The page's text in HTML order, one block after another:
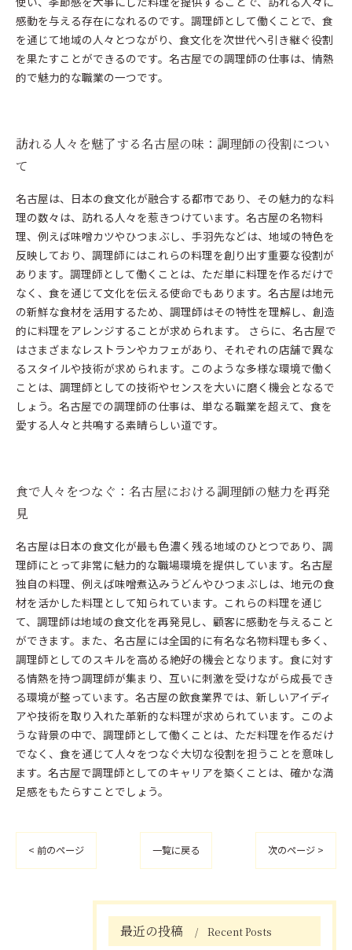
感動を与える存在になれるのです。調理師として働くことで、食
を通じて地域の人々とつながり、食文化を次世代へ引き継ぐ役割
を果たすことができるのです。名古屋での調理師の仕事は、情熱
的で魅力的な職業の一つです。
訪れる人々を魅了する名古屋の味：調理師の役割につい
て
名古屋は、日本の食文化が融合する都市であり、その魅力的な料
理の数々は、訪れる人々を惹きつけています。名古屋の名物料
理、例えば味噌カツやひつまぶし、手羽先などは、地域の特色を
反映しており、調理師にはこれらの料理を創り出す重要な役割が
あります。調理師として働くことは、ただ単に料理を作るだけで
なく、食を通じて文化を伝える使命でもあります。名古屋は地元
の新鮮な食材を活用するため、調理師はその特性を理解し、創造
的に料理をアレンジすることが求められます。 さらに、名古屋で
はさまざまなレストランやカフェがあり、それぞれの店舗で異な
るスタイルや技術が求められます。このような多様な環境で働く
ことは、調理師としての技術やセンスを大いに磨く機会となるで
しょう。名古屋での調理師の仕事は、単なる職業を超えて、食を
愛する人々と共鳴する素晴らしい道です。
食で人々をつなぐ：名古屋における調理師の魅力を再発
見
名古屋は日本の食文化が最も色濃く残る地域のひとつであり、調
理師にとって非常に魅力的な職場環境を提供しています。名古屋
独自の料理、例えば味噌煮込みうどんやひつまぶしは、地元の食
材を活かした料理として知られています。これらの料理を通じ
て、調理師は地域の食文化を再発見し、顧客に感動を与えること
ができます。また、名古屋には全国的に有名な名物料理も多く、
調理師としてのスキルを高める絶好の機会となります。食に対す
る情熱を持つ調理師が集まり、互いに刺激を受けながら成長でき
る環境が整っています。名古屋の飲食業界では、新しいアイディ
アや技術を取り入れた革新的な料理が求められています。このよ
うな背景の中で、調理師として働くことは、ただ料理を作るだけ
でなく、食を通じて人々をつなぐ大切な役割を担うことを意味し
ます。名古屋で調理師としてのキャリアを築くことは、確かな満
足感をもたらすことでしょう。
< 前のページ 一覧に戻る 次のページ >
最近の投稿 Recent Posts